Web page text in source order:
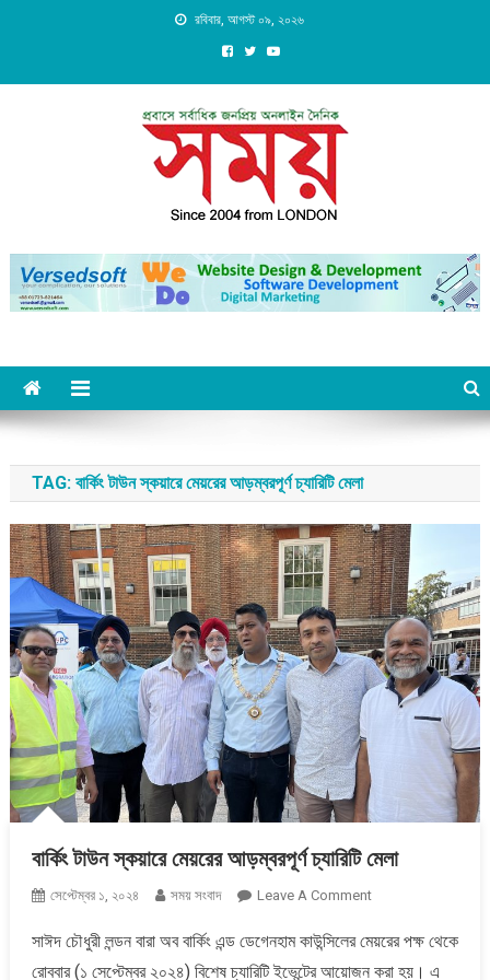
রবিবার, আগস্ট ০৯, ২০২৬
Daily Shomoy, Since 2004
from LONDON
TAG: বার্কিং টাউন স্কয়ারে মেয়রের আড়ম্বরপূর্ণ চ্যারিটি মেলা
বার্কিং টাউন স্কয়ারে মেয়রের আড়ম্বরপূর্ণ চ্যারিটি মেলা
সেপ্টেম্বর ১, ২০২৪ সময় সংবাদ Leave A CommentOn
টাউন
স্কয়ারে
সাঈদ চৌধুরী লন্ডন বারা অব বার্কিং এন্ড ডেগেনহাম কাউন্সিলের মেয়রের পক্ষ থেকে
রোববার (১ সেপ্টেম্বর ২০২৪) বিশেষ চ্যারিটি ইভেন্টের আয়োজন করা হয়। এ